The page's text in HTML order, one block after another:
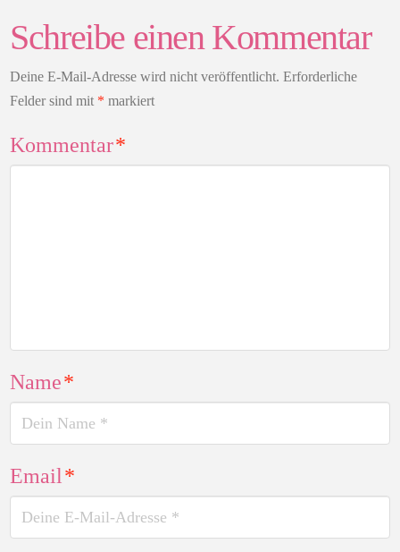
Schreibe einen Kommentar
Deine E-Mail-Adresse wird nicht veröffentlicht. Erforderliche
Felder sind mit * markiert
Kommentar*
Name*
Email*